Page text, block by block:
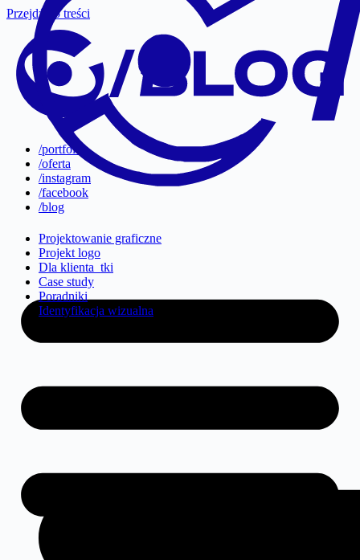
Przejdź do treści
/portfolio
/oferta
/instagram
/facebook
/blog
Projektowanie graficzne
Projekt logo
Dla klienta_tki
Case study
Poradniki
Identyfikacja wizualna